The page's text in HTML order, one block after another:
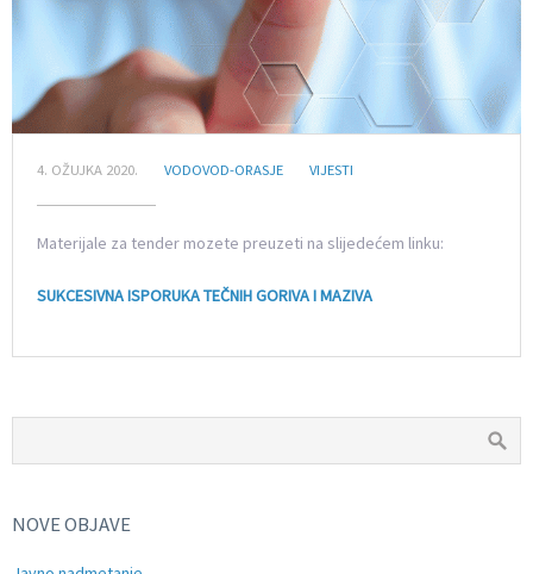
4. OŽUJKA 2020. VODOVOD-ORASJE VIJESTI
Materijale za tender mozete preuzeti na slijedećem linku:
SUKCESIVNA ISPORUKA TEČNIH GORIVA I MAZIVA
NOVE OBJAVE